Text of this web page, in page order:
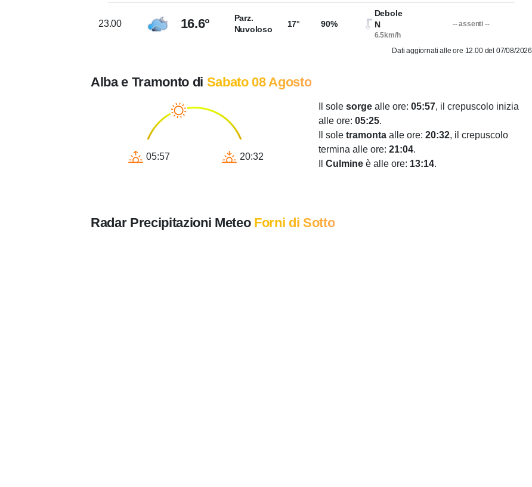
23.00 16.6°
Parz.
Nuvoloso
17° 90%
Debole
N
6.5km/h
-- assenti --
Dati aggiornati alle ore 12.00 del 07/08/2026
Alba e Tramonto di Sabato 08 Agosto
05:57 20:32
Il sole sorge alle ore: 05:57, il crepuscolo inizia
alle ore: 05:25.
Il sole tramonta alle ore: 20:32, il crepuscolo
termina alle ore: 21:04.
Culmine è alle ore: 13:14.
Radar Precipitazioni Meteo Forni di Sotto